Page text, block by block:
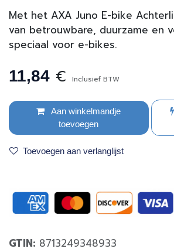
Met het AXA Juno E-bike
van betrouwbare, duurzame en
speciaal voor e-bikes.
11,84 € Inclusief BTW
Aan winkelmandje
toevoegen
Toevoegen aan verlanglijst
GTIN: 8713249348933